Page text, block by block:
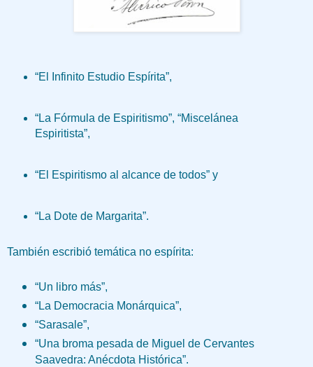
“El Infinito Estudio Espírita”,
“La Fórmula de Espiritismo”, “Miscelánea
Espiritista”,
“El Espiritismo al alcance de todos” y
“La Dote de Margarita”.
También escribió temática no espírita:
“Un libro más”,
“La Democracia Monárquica”,
“Sarasale”,
“Una broma pesada de Miguel de Cervantes
Saavedra: Anécdota Histórica”.